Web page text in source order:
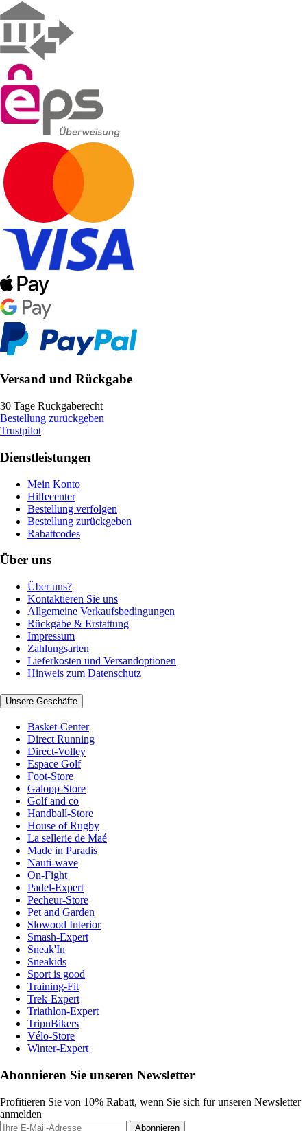
Versand und Rückgabe
30 Tage Rückgaberecht
Bestellung zurückgeben
Trustpilot
Dienstleistungen
Mein Konto
Hilfecenter
Bestellung verfolgen
Bestellung zurückgeben
Rabattcodes
Über uns
Über uns?
Kontaktieren Sie uns
Allgemeine Verkaufsbedingungen
Rückgabe & Erstattung
Impressum
Zahlungsarten
Lieferkosten und Versandoptionen
Hinweis zum Datenschutz
Unsere Geschäfte
Basket-Center
Direct Running
Direct-Volley
Espace Golf
Foot-Store
Galopp-Store
Golf and co
Handball-Store
House of Rugby
La sellerie de Maé
Made in Paradis
Nauti-wave
On-Fight
Padel-Expert
Pecheur-Store
Pet and Garden
Slowood Interior
Smash-Expert
Sneak'In
Sneakids
Sport is good
Training-Fit
Trek-Expert
Triathlon-Expert
TripnBikers
Vélo-Store
Winter-Expert
Abonnieren Sie unseren Newsletter
Profitieren Sie von 10% Rabatt, wenn Sie sich für unseren Newsletter
anmelden
Abonnieren